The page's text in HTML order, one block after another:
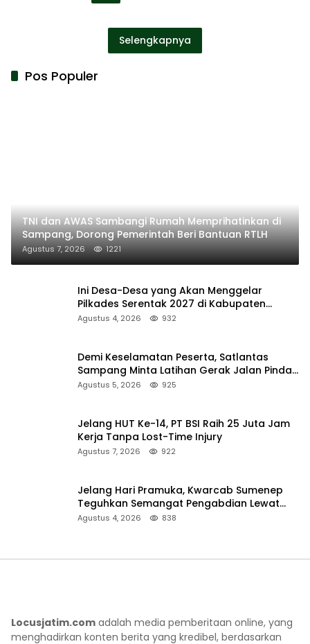
Selengkapnya
Pos Populer
TNI dan AWAS Sambangi Rumah Memprihatinkan di
Sampang, Dorong Pemerintah Beri Bantuan RTLH
Agustus 7, 2026 1221
Ini Desa-Desa yang Akan Menggelar
Pilkades Serentak 2027 di Kabupaten
Sumenep
Agustus 4, 2026 932
Demi Keselamatan Peserta, Satlantas
Sampang Minta Latihan Gerak Jalan Pindah
ke Lokasi Aman
Agustus 5, 2026 925
Jelang HUT Ke-14, PT BSI Raih 25 Juta Jam
Kerja Tanpa Lost-Time Injury
Agustus 7, 2026 922
Jelang Hari Pramuka, Kwarcab Sumenep
Teguhkan Semangat Pengabdian Lewat
Ziarah Pahlawan
Agustus 4, 2026 838
Locusjatim.com adalah media pemberitaan online, yang
menghadirkan konten berita yang kredibel, berdasarkan